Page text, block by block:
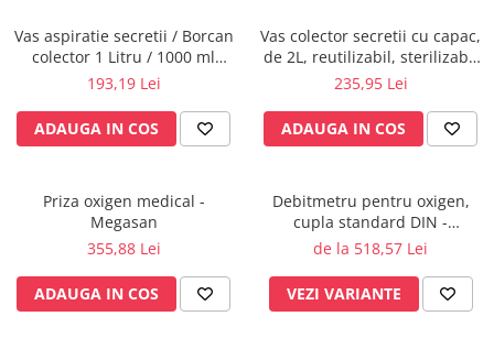
Rampa gaze medicale pat pacient
Rampa iluminat alarmare
Accesorii vase
Tevi cupru si accesorii
Lavoare apa sterila
Lavoare chirurgicale
Capsule, filtre finale apa sterila
Vas aspiratie secretii / Borcan
colector 1 Litru / 1000 ml
pentru aspirator chirurgical -
accesorii incluse
193,19 Lei
ADAUGA IN COS
Vas colector secretii cu capac,
de 2L, reutilizabil, sterilizabil
la 121°C
235,95 Lei
ADAUGA IN COS
Priza oxigen medical -
Megasan
355,88 Lei
ADAUGA IN COS
Debitmetru pentru oxigen,
cupla standard DIN -
MEDIMETER - GCE
de la 518,57 Lei
VEZI VARIANTE